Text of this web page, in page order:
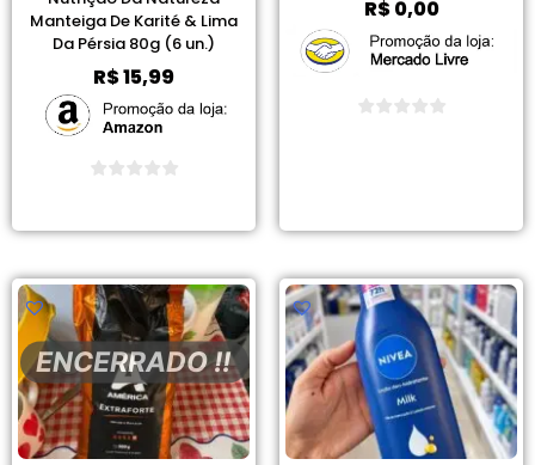
Manteiga De Karité & Lima
Da Pérsia 80g (6 un.)
R$15,99
R$0,00
ENCERRADO !!